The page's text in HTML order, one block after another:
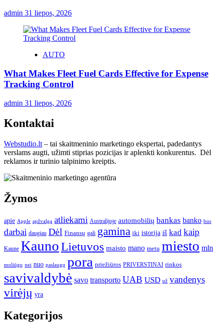
admin 31 liepos, 2026
AUTO
What Makes Fleet Fuel Cards Effective for Expense
Tracking Control
admin 31 liepos, 2026
Kontaktai
Webstudio.lt – tai skaitmeninio marketingo ekspertai, padedantys
verslams augti, užimti stiprias pozicijas ir aplenkti konkurentus. Dėl
reklamos ir turinio talpinimo kreiptis.
Žymos
apie Apple apžvalga atliekami Australijoje automobilių bankas banko bus
darbai daugiau Dėl Finansų gali gamina iki istorija iš kad kaip
Kaune KaunoLietuvos maisto mano metų miesto mln
moliūgų nei nuo paslaugų pora priežiūros PRIVERSTINAI rinkos
savivaldybė savo transporto UAB USD už vandenys
virėjų yra
Kategorijos